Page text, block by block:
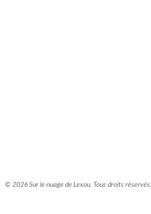
© 2026 Sur le nuage de Lexou. Tous droits réservés.